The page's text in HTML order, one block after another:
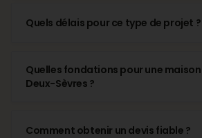
Quels délais pour ce type de projet ?
Quelles fondations pour une
Deux-Sèvres ?
Comment obtenir un devis fiable ?